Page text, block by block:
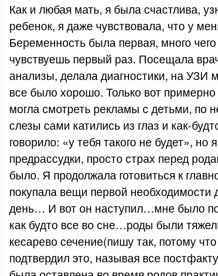
Как и любая мать, я была счастлива,
ребенок, я даже чувствовала, что у
Беременность была первая, много
чувствуешь первый раз. Посещала
анализы, делала диагностики, на
все было хорошо. Только вот
могла смотреть рекламы с детьми, по
слезы сами катились из глаз и как-
говорило: «у тебя такого не будет», но
предрассудки, просто страх перед
было. Я продолжала готовиться к
покупала вещи первой
день… И вот он наступил…мне было
как будто все во сне…роды были
кесарево сечение(пишу так, потому
подтвердил это, называя все